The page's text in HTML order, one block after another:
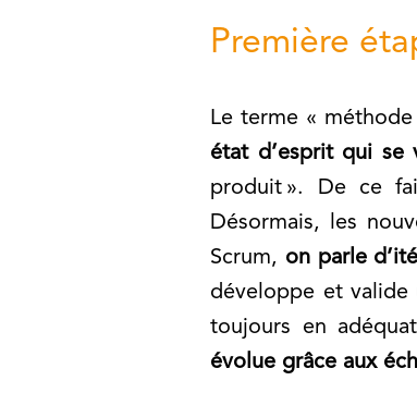
Première
Le terme «
état d’esprit qui se
produit ». De ce
Désormais, les
Scrum, on parle
développe et valide
toujours en
évolue grâce aux